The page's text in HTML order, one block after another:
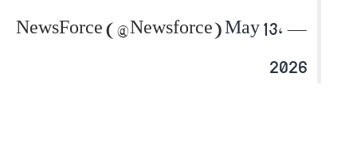
— NewsForce (@Newsforce)
May 13,
2026